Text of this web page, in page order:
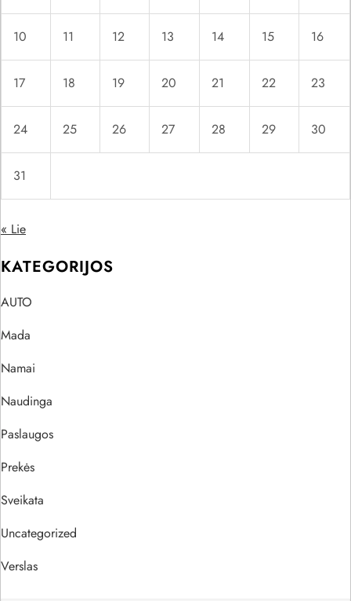
10 11 12 13 14 15 16
17 18 19 20 21 22 23
24 25 26 27 28 29 30
31
« Lie
KATEGORIJOS
AUTO
Mada
Namai
Naudinga
Paslaugos
Prekės
Sveikata
Uncategorized
Verslas